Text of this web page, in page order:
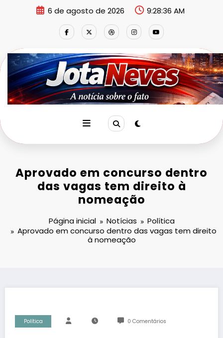
6 de agosto de 2026 9:28:37 AM
Aprovado em concurso dentro
das vagas tem direito à
nomeação
Página inicial Notícias
Política
Aprovado em concurso dentro das vagas tem direito
à nomeação
Política 0 Comentários